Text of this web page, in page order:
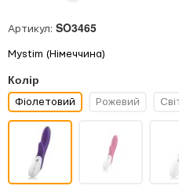
Артикул: SO3465
Mystim (Німеччина)
Колір
Фіолетовий Рожевий